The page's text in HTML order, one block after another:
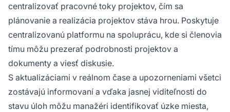
centralizovať pracovné toky projektov, čím sa
plánovanie a realizácia projektov stáva hrou. Poskytuje
centralizovanú platformu na spoluprácu, kde si členovia
tímu môžu prezerať podrobnosti projektov a
dokumenty a viesť diskusie.
S aktualizáciami v reálnom čase a upozorneniami všetci
zostávajú informovaní a vďaka jasnej viditeľnosti do
stavu úloh môžu manažéri identifikovať úzke miesta,